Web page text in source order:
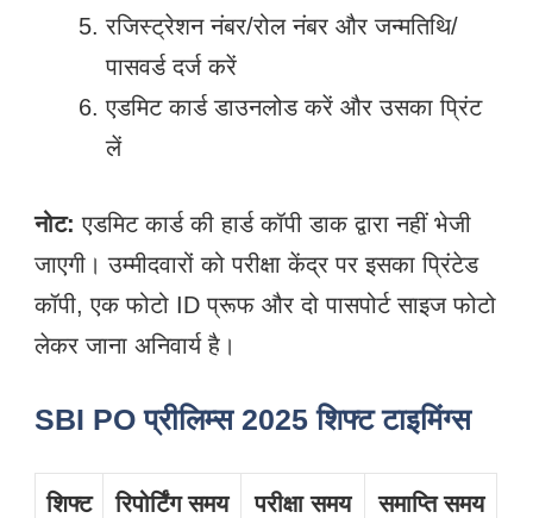
रजिस्ट्रेशन नंबर/रोल नंबर और जन्मतिथि/
पासवर्ड दर्ज करें
एडमिट कार्ड डाउनलोड करें और उसका प्रिंट
लें
नोट: एडमिट कार्ड की हार्ड कॉपी डाक द्वारा नहीं भेजी
जाएगी। उम्मीदवारों को परीक्षा केंद्र पर इसका प्रिंटेड
कॉपी, एक फोटो ID प्रूफ और दो पासपोर्ट साइज फोटो
लेकर जाना अनिवार्य है।
SBI PO प्रीलिम्स 2025 शिफ्ट टाइमिंग्स
शिफ्ट रिपोर्टिंग समय परीक्षा समय समाप्ति समय